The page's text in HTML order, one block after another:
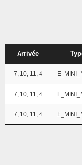
Arrivée
7, 10, 11, 4
7, 10, 11, 4
7, 10, 11, 4